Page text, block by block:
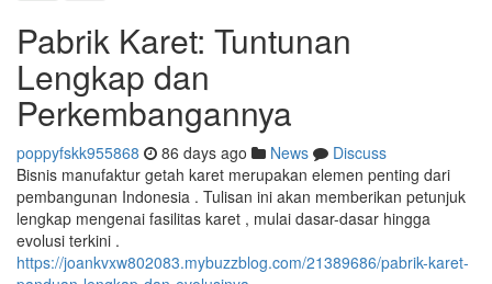
Pabrik Karet: Tuntunan
Lengkap dan
Perkembangannya
poppyfskk955868 86 days ago News
Discuss
Bisnis manufaktur getah karet merupakan elemen penting dari
pembangunan Indonesia . Tulisan ini akan memberikan petunjuk
lengkap mengenai fasilitas karet , mulai dasar-dasar hingga
evolusi terkini .
https://joankvxw802083.mybuzzblog.com/21389686/pabrik-karet-